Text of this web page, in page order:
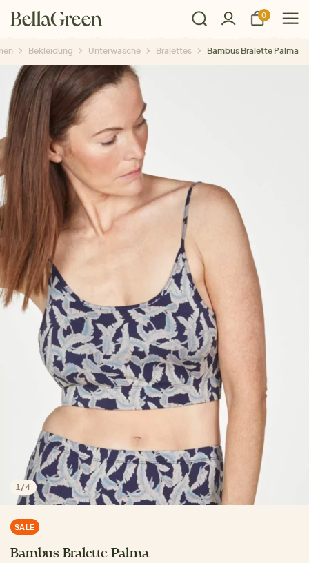
0
Bekleidung Unterwäsche Bralettes Bambus Bralette Palma
1 /4
SALE
Bambus Bralette Palma